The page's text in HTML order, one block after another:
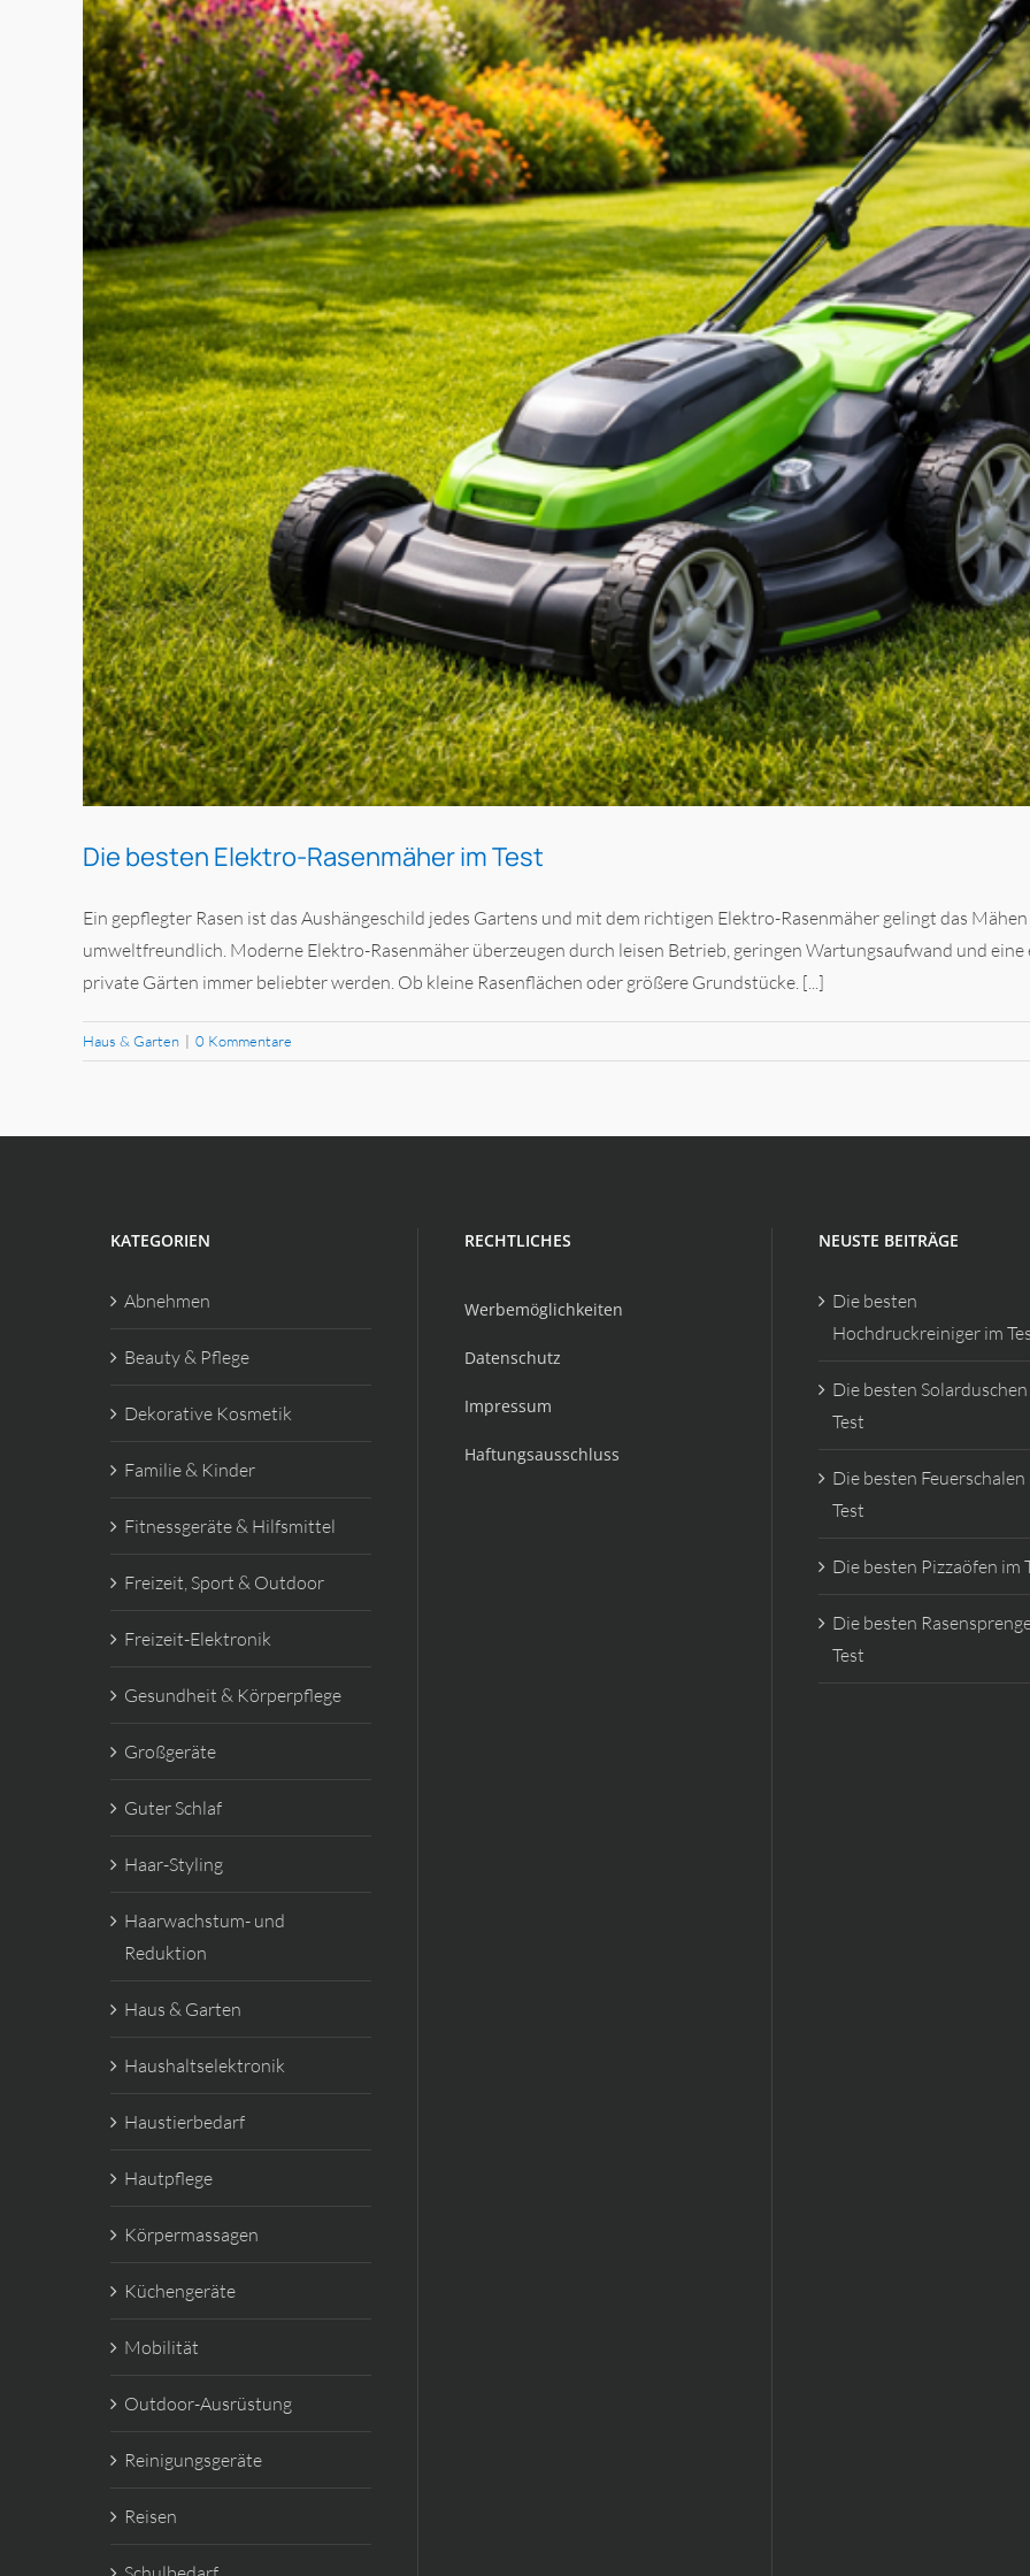
Die besten Elektro-Rasenmäher im Test
Ein gepflegter Rasen ist das Aushängeschild jedes Gartens und mit dem richtigen Elektro-Rasenmäher gelingt das
umweltfreundlich. Moderne Elektro-Rasenmäher überzeugen durch leisen Betrieb, geringen Wartungsaufwand und
private Gärten immer beliebter werden. Ob kleine Rasenflächen oder größere Grundstücke. [...]
Haus & Garten | 0 Kommentare
KATEGORIEN
Abnehmen
Beauty & Pflege
Dekorative Kosmetik
Familie & Kinder
Fitnessgeräte & Hilfsmittel
Freizeit, Sport & Outdoor
Freizeit-Elektronik
Gesundheit & Körperpflege
Großgeräte
Guter Schlaf
Haar-Styling
Haarwachstum- und
Reduktion
Haus & Garten
Haushaltselektronik
Haustierbedarf
Hautpflege
Körpermassagen
Küchengeräte
Mobilität
Outdoor-Ausrüstung
Reinigungsgeräte
Reisen
RECHTLICHES
Werbemöglichkeiten
Datenschutz
Impressum
Haftungsausschluss
NEUSTE BEITRÄGE
Die besten
Hochdruckreiniger im
Die besten
Test
Die besten Feuerschalen
Test
Die besten Pizzaöfen im
Die besten
Test